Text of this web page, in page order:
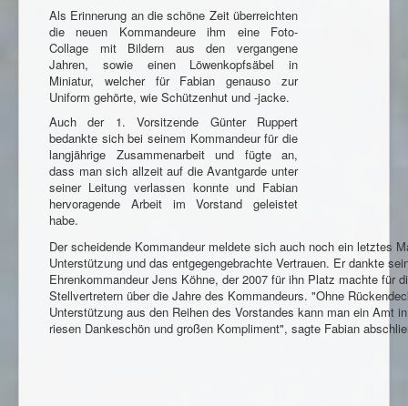
Als Erinnerung an die schöne Zeit überreichten
die neuen Kommandeure ihm eine Foto-
Collage mit Bildern aus den vergangene
Jahren, sowie einen Löwenkopfsäbel in
Miniatur, welcher für Fabian genauso zur
Uniform gehörte, wie Schützenhut und -jacke.
Auch der 1. Vorsitzende Günter Ruppert
bedankte sich bei seinem Kommandeur für die
langjährige Zusammenarbeit und fügte an,
dass man sich allzeit auf die Avantgarde unter
seiner Leitung verlassen konnte und Fabian
hervoragende Arbeit im Vorstand geleistet
habe.
Der scheidende Kommandeur meldete sich auch noch ein letztes
Unterstützung und das entgegengebrachte Vertrauen. Er dankte
Ehrenkommandeur Jens Köhne, der 2007 für ihn Platz machte für
Stellvertretern über die Jahre des Kommandeurs. "Ohne
Unterstützung aus den Reihen des Vorstandes kann man ein Amt
riesen Dankeschön und großen Kompliment", sagte Fabian